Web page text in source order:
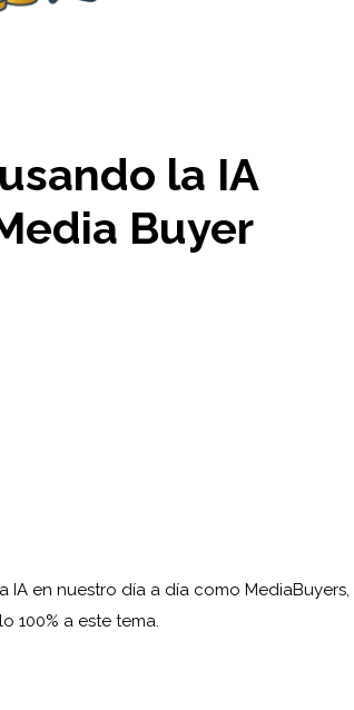
la IA
Buyer
en nuestro día a día como MediaBuyers,
100% a este tema.